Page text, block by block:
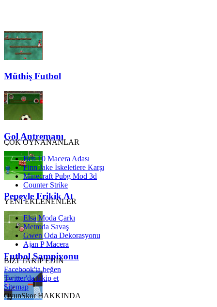
Müthiş Futbol
Gol Antremanı
Pepeyle Frikik At
Futbol Şampiyonu
ÇOK OYNANANLAR
Ben 10 Macera Adası
Finn Jake İskeletlere Karşı
Minecraft Pubg Mod 3d
Counter Strike
YENİ EKLENENLER
Elsa Moda Çarkı
Metroda Savaş
Gwen Oda Dekorasyonu
Ajan P Macera
BİZİ TAKİP EDİN
Facebook'ta beğen
Twitter'da takip et
Sitemap
OyunSkor HAKKINDA